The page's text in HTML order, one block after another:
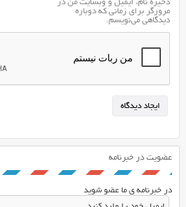
ذخیره نام، ایمیل و وبسایت من در
مرورگر برای زمانی که دوباره
دیدگاهی می‌نویسم.
عضویت در خبرنامه
در خبرنامه ی ما عضو شوید